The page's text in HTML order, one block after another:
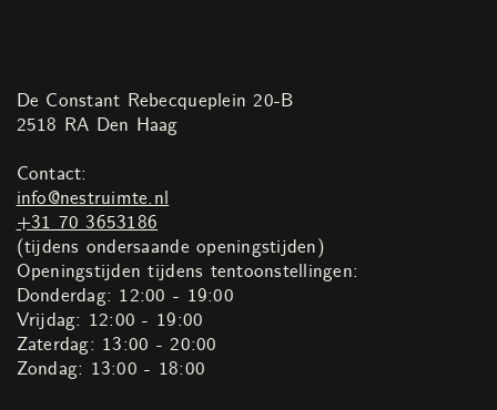
De Constant Rebecqueplein 20-B
2518 RA Den Haag
Contact:
info@nestruimte.nl
+31 70 3653186
(tijdens ondersaande openingstijden)
Openingstijden tijdens tentoonstellingen:
Donderdag: 12:00 - 19:00
Vrijdag: 12:00 - 19:00
Zaterdag: 13:00 - 20:00
Zondag: 13:00 - 18:00